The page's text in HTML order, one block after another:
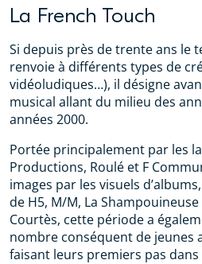
La French Touch
Si depuis près de trente ans le
renvoie à différents types de
vidéoludiques…), il désigne
musical allant du milieu des
années 2000.
Portée principalement par les
Productions, Roulé et F
images par les visuels
de H5, M/M, La
Courtès, cette période a
nombre conséquent de jeunes
faisant leurs premiers pas dans